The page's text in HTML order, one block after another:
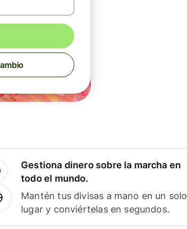
Gestiona dinero sobre la marcha en
todo el mundo.
Mantén tus divisas a mano en un solo
lugar y conviértelas en segundos.